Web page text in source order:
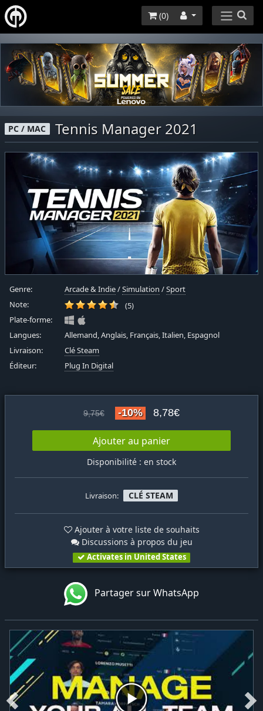
(0)
PC / MAC Tennis Manager 2021
Genre: Arcade & Indie/Simulation /Sport
Note:
(5)
Plate-forme:
Langues:
Allemand, Anglais, Français, Italien, Espagnol
Livraison:
Clé Steam
Éditeur:
Plug In Digital
9,75€ -10% 8,78€
Ajouter au panier
Disponibilité : en stock
Livraison: CLÉ STEAM
Ajouter à votre liste de souhaits
Discussions à propos du jeu
Activates in United States
Partager sur WhatsApp